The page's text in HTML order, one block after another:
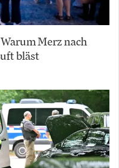
Merz nach
bläst